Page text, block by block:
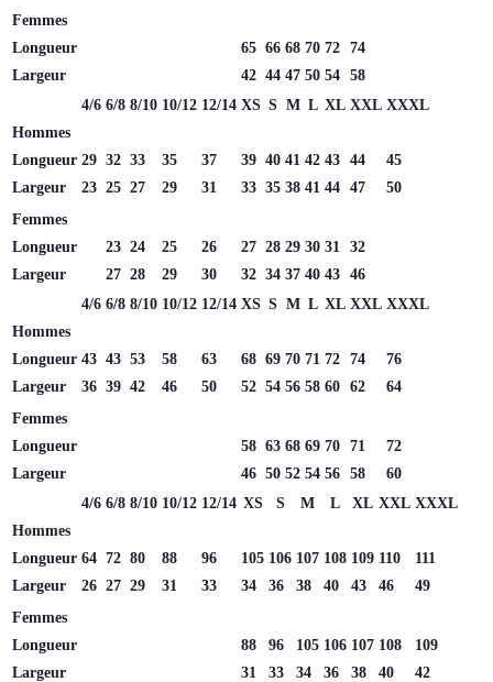
Femmes
Longueur
65 66 68 70 72 74
Largeur
42 44 47 50 54 58
4/6 6/8 8/10 10/12 12/14 XS S M L XL XXL XXXL
Hommes
Longueur 29 32 33 35 37 39 40 41 42 43 44
45
Largeur
23 25 27 29 31 33 35 38 41 44 47
50
Femmes
Longueur
23 24 25 26 27 28 29 30 31
32
Largeur
27 28 29 30 32 34 37 40 43 46
4/6 6/8 8/10 10/12 12/14 XS S M L XL XXL XXXL
Hommes
Longueur 43 43 53 58 63 68 69 70 71 72 74
76
Largeur
36 39 42 46 50 52 54 56 58 60 62
64
Femmes
Longueur
58 63 68 69 70 71
72
Largeur
46 50 52 54 56 58
60
4/6 6/8 8/10 10/12 12/14 XS S M L XL XXL XXXL
Hommes
Longueur 64 72 80 88 96 105 106 107 108 109 110
111
Largeur
26 27 29 31 33 34 36 38 40 43 46
49
Femmes
Longueur
88 96 105 106 107 108
109
Largeur
31 33 34 36 38 40 42